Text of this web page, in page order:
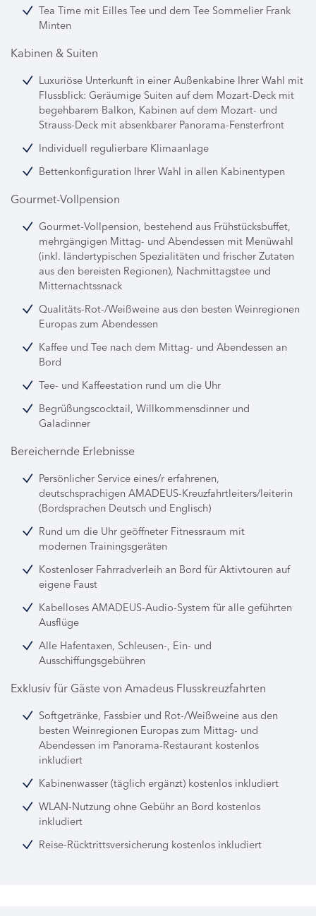
Tea Time mit Eilles Tee und dem Tee Sommelier Frank
Minten
Kabinen & Suiten
Luxuriöse Unterkunft in einer Außenkabine Ihrer Wahl mit
Flussblick: Geräumige Suiten auf dem Mozart-Deck mit
begehbarem Balkon, Kabinen auf dem Mozart- und
Strauss-Deck mit absenkbarer Panorama-Fensterfront
Individuell regulierbare Klimaanlage
Bettenkonfiguration Ihrer Wahl in allen Kabinentypen
Gourmet-Vollpension
Gourmet-Vollpension, bestehend aus Frühstücksbuffet,
mehrgängigen Mittag- und Abendessen mit Menüwahl
(inkl. ländertypischen Spezialitäten und frischer Zutaten
aus den bereisten Regionen), Nachmittagstee und
Mitternachtssnack
Qualitäts-Rot-/Weißweine aus den besten Weinregionen
Europas zum Abendessen
Kaffee und Tee nach dem Mittag- und Abendessen an
Bord
Tee- und Kaffeestation rund um die Uhr
Begrüßungscocktail, Willkommensdinner und
Galadinner
Bereichernde Erlebnisse
Persönlicher Service eines/r erfahrenen,
deutschsprachigen AMADEUS-Kreuzfahrtleiters/leiterin
(Bordsprachen Deutsch und Englisch)
Rund um die Uhr geöffneter Fitnessraum mit
modernen Trainingsgeräten
Kostenloser Fahrradverleih an Bord für Aktivtouren auf
eigene Faust
Kabelloses AMADEUS-Audio-System für alle geführten
Ausflüge
Alle Hafentaxen, Schleusen-, Ein- und
Ausschiffungsgebühren
Exklusiv für Gäste von Amadeus Flusskreuzfahrten
Softgetränke, Fassbier und Rot-/Weißweine aus den
besten Weinregionen Europas zum Mittag- und
Abendessen im Panorama-Restaurant kostenlos
inkludiert
Kabinenwasser (täglich ergänzt) kostenlos inkludiert
WLAN-Nutzung ohne Gebühr an Bord kostenlos
inkludiert
Reise-Rücktrittsversicherung kostenlos inkludiert